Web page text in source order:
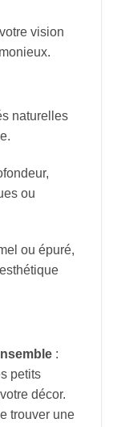
vision
naturelles
ou
ou épuré,
:
petits
décor.
trouver une